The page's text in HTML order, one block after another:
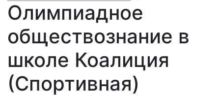
Олимпиадное
обществознание в
школе Коалиция
(Спортивная)